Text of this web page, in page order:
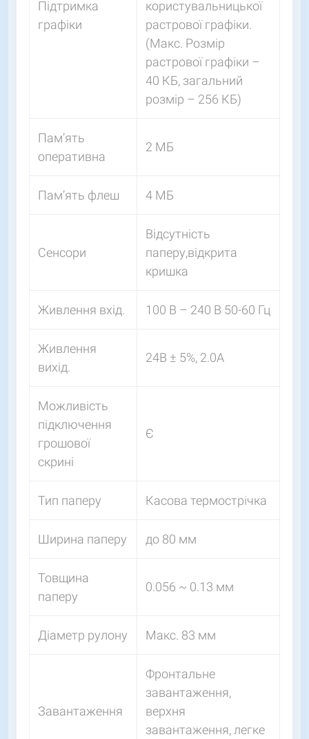
Підтримка
графіки
користувальницької
растрової графіки.
(Макс. Розмір
растрової графіки –
40 КБ, загальний
розмір – 256 КБ)
Пам’ять
оперативна
2 МБ
Пам’ять флеш 4 МБ
Сенсори
Відсутність
паперу,відкрита
кришка
Живлення вхід. 100 В – 240 В 50-60 Гц
Живлення
вихід.
24В ± 5%, 2.0A
Можливість
підключення
грошової
скрині
Є
Тип паперу Касова термострічка
Ширина паперу до 80 мм
Товщина
паперу
0.056 ~ 0.13 мм
Діаметр рулону Макс. 83 мм
Завантаження
Фронтальне
завантаження,
верхня
завантаження, легке